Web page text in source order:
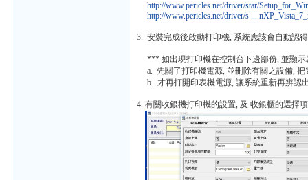
http://www.pericles.net/driver/star/
http://www.pericles.net/driver/s ...
3. 安裝完成後啟動打印機, 系統應該會自動認
*** 如出現打印機在控制台下邊部份, 並顯示
a. 先關了打印機電源, 並刪除有關之設備, 把
b. 才再打開印表機電源, 讓系統重新再辨認
4. 有關收銀機打印機的設置, 及 收銀櫃的選擇